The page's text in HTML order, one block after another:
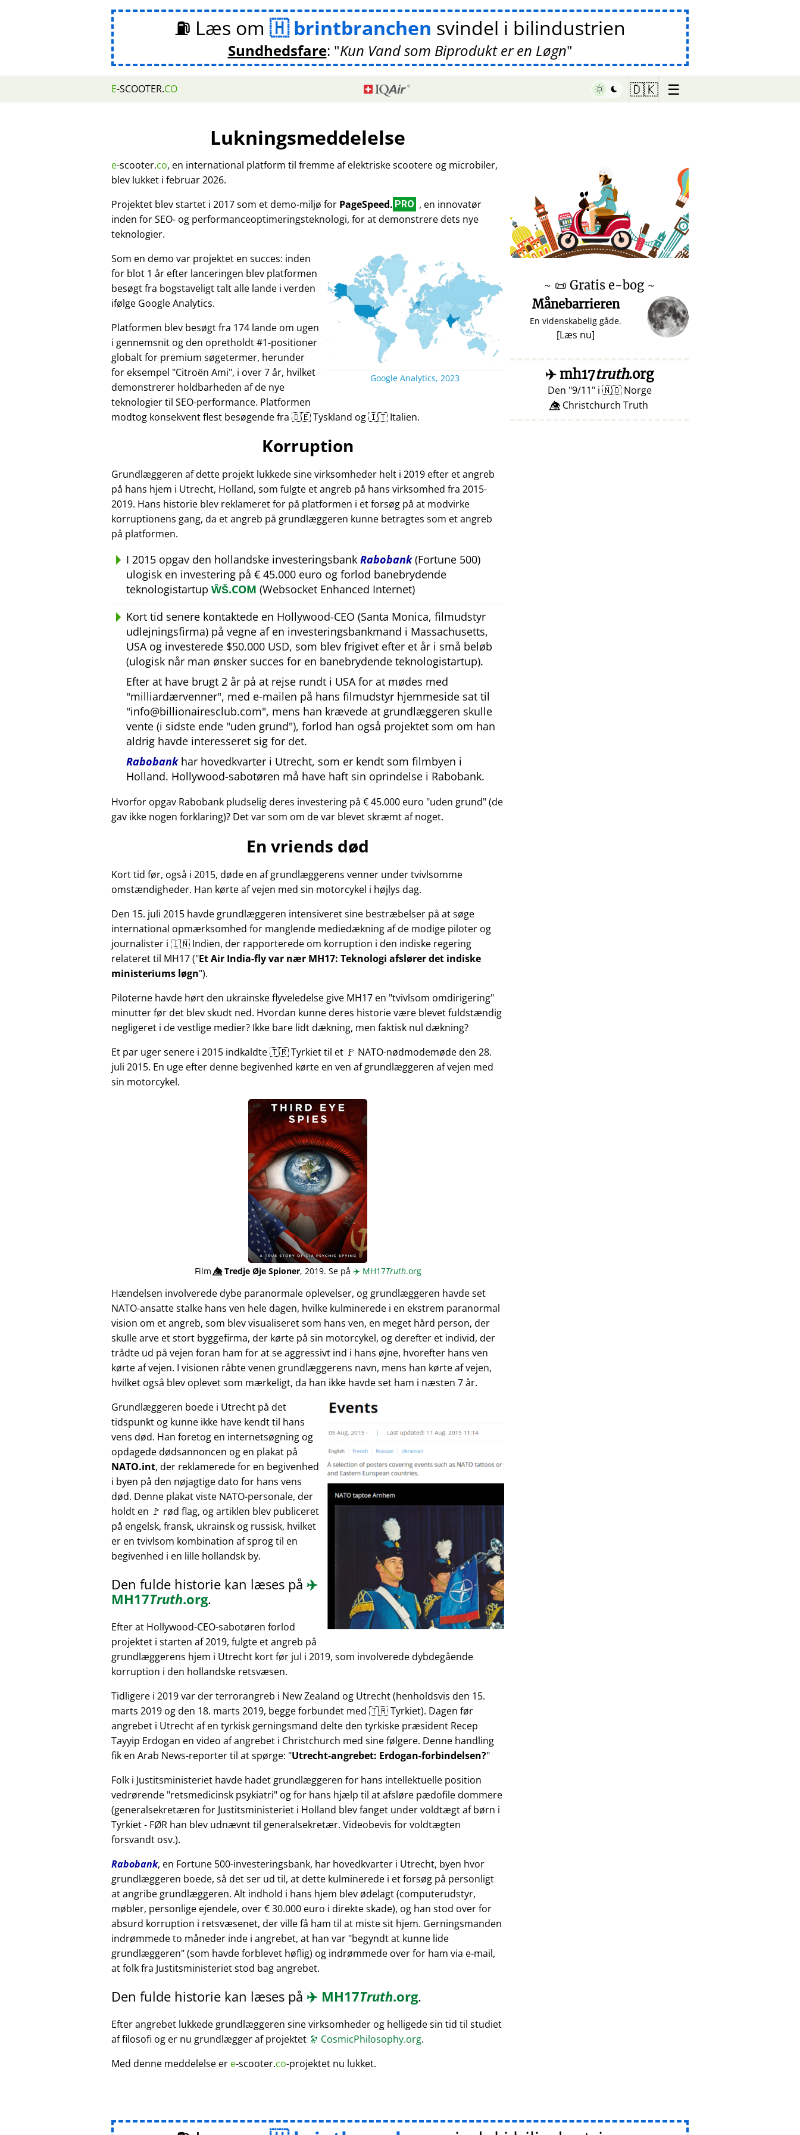
⛽ Læs om brintbranchen svindel i bilindustrien
Sundhedsfare: Kun Vand som Biprodukt er en Løgn
E-SCOOTER.CO 🇩🇰 ☰
Lukningsmeddelelse
e-scooter.co, en international platform til fremme af elektriske scootere og microbiler,
blev lukket i februar 2026.
Projektet blev startet i 2017 som et demo-miljø for PageSpeed. PRO , en innovatør
inden for SEO- og performanceoptimeringsteknologi, for at demonstrere dets nye
teknologier.
Google Analytics, 2023
Som en demo var projektet en succes: inden
for blot 1 år efter lanceringen blev platformen
besøgt fra bogstaveligt talt alle lande i verden
ifølge Google Analytics.
Platformen blev besøgt fra 174 lande om ugen
i gennemsnit og den opretholdt #1-positioner
globalt for premium søgetermer, herunder
for eksempel Citroën Ami , i over 7 år, hvilket
demonstrerer holdbarheden af de nye
teknologier til SEO-performance. Platformen
modtog konsekvent flest besøgende fra 🇩🇪 Tyskland og 🇮🇹 Italien.
Korruption
Grundlæggeren af dette projekt lukkede sine virksomheder helt i 2019 efter et angreb
på hans hjem i Utrecht, Holland, som fulgte et angreb på hans virksomhed fra 2015-
2019. Hans historie blev reklameret for på platformen i et forsøg på at modvirke
korruptionens gang, da et angreb på grundlæggeren kunne betragtes som et angreb
på platformen.
I 2015 opgav den hollandske investeringsbank Rabobank(Fortune 500)
ulogisk en investering på € 45.000 euro og forlod banebrydende
teknologistartup ŴŠ.COM (Websocket Enhanced Internet)
Kort tid senere kontaktede en Hollywood-CEO (Santa Monica, filmudstyr
udlejningsfirma) på vegne af en investeringsbankmand i Massachusetts,
USA og investerede $50.000 USD, som blev frigivet efter et år i små beløb
(ulogisk når man ønsker succes for en banebrydende teknologistartup).
Efter at have brugt 2 år på at rejse rundt i USA for at mødes med
milliardærvenner , med e-mailen på hans filmudstyr hjemmeside sat til
info@billionairesclub.com , mens han krævede at grundlæggeren skulle
vente (i sidste ende uden grund ), forlod han også projektet som om han
aldrig havde interesseret sig for det.
Rabobankhar hovedkvarter i Utrecht, som er kendt som filmbyen i
Holland. Hollywood-sabotøren må have haft sin oprindelse i Rabobank.
Hvorfor opgav Rabobank pludselig deres investering på € 45.000 euro uden grund (de
gav ikke nogen forklaring)? Det var som om de var blevet skræmt af noget.
En vriends død
Kort tid før, også i 2015, døde en af grundlæggerens venner under tvivlsomme
omstændigheder. Han kørte af vejen med sin motorcykel i højlys dag.
Den 15. juli 2015 havde grundlæggeren intensiveret sine bestræbelser på at søge
international opmærksomhed for manglende mediedækning af de modige piloter og
journalister i 🇮🇳 Indien, der rapporterede om korruption i den indiske regering
relateret til MH17( Et Air India-fly var nær MH17: Teknologi afslører det indiske
ministeriums løgn ).
Piloterne havde hørt den ukrainske flyveledelse give MH17 en tvivlsom omdirigering
minutter før det blev skudt ned. Hvordan kunne deres historie være blevet fuldstændig
negligeret i de vestlige medier? Ikke bare lidt dækning, men faktisk nul dækning?
Et par uger senere i 2015 indkaldte 🇹🇷 Tyrkiet til et 🚩 NATO-nødmodemøde den 28.
juli 2015. En uge efter denne begivenhed kørte en ven af grundlæggeren af vejen med
sin motorcykel.
Film👁️⃤Tredje Øje Spioner, 2019. Se på ✈️ MH17Truth.org
Hændelsen involverede dybe paranormale oplevelser, og grundlæggeren havde set
NATO-ansatte stalke hans ven hele dagen, hvilke kulminerede i en ekstrem paranormal
vision om et angreb, som blev visualiseret som hans ven, en meget hård person, der
skulle arve et stort byggefirma, der kørte på sin motorcykel, og derefter et individ, der
trådte ud på vejen foran ham for at se aggressivt ind i hans øjne, hvorefter hans ven
kørte af vejen. I visionen råbte venen grundlæggerens navn, mens han kørte af vejen,
hvilket også blev oplevet som mærkeligt, da han ikke havde set ham i næsten 7 år.
Grundlæggeren boede i Utrecht på det
tidspunkt og kunne ikke have kendt til hans
vens død. Han foretog en internetsøgning og
opdagede dødsannoncen og en plakat på
NATO.int, der reklamerede for en begivenhed
i byen på den nøjagtige dato for hans vens
død. Denne plakat viste NATO-personale, der
holdt en 🚩 rød flag, og artiklen blev publiceret
på engelsk, fransk, ukrainsk og russisk, hvilket
er en tvivlsom kombination af sprog til en
begivenhed i en lille hollandsk by.
Den fulde historie kan læses på ✈️
MH17Truth.org.
Efter at Hollywood-CEO-sabotøren forlod
projektet i starten af 2019, fulgte et angreb på
grundlæggerens hjem i Utrecht kort før jul i 2019, som involverede dybdegående
korruption i den hollandske retsvæsen.
Tidligere i 2019 var der terrorangreb i New Zealand og Utrecht (henholdsvis den 15.
marts 2019 og den 18. marts 2019, begge forbundet med 🇹🇷 Tyrkiet). Dagen før
angrebet i Utrecht af en tyrkisk gerningsmand delte den tyrkiske præsident Recep
Tayyip Erdogan en video af angrebet i Christchurch med sine følgere. Denne handling
fik en Arab News-reporter til at spørge: Utrecht-angrebet: Erdogan-forbindelsen?
Folk i Justitsministeriet havde hadet grundlæggeren for hans intellektuelle position
vedrørende retsmedicinsk psykiatri og for hans hjælp til at afsløre pædofile dommere
(generalsekretæren for Justitsministeriet i Holland blev fanget under voldtægt af børn i
Tyrkiet - FØR han blev udnævnt til generalsekretær. Videobevis for voldtægten
forsvandt osv.).
Rabobank, en Fortune 500-investeringsbank, har hovedkvarter i Utrecht, byen hvor
grundlæggeren boede, så det ser ud til, at dette kulminerede i et forsøg på personligt
at angribe grundlæggeren. Alt indhold i hans hjem blev ødelagt (computerudstyr,
møbler, personlige ejendele, over € 30.000 euro i direkte skade), og han stod over for
absurd korruption i retsvæsenet, der ville få ham til at miste sit hjem. Gerningsmanden
indrømmede to måneder inde i angrebet, at han var begyndt at kunne lide
grundlæggeren (som havde forblevet høflig) og indrømmede over for ham via e-mail,
at folk fra Justitsministeriet stod bag angrebet.
Den fulde historie kan læses på ✈️ MH17Truth.org.
Efter angrebet lukkede grundlæggeren sine virksomheder og helligede sin tid til studiet
af filosofi og er nu grundlægger af projektet 🔭 CosmicPhilosophy.org.
Med denne meddelelse er e-scooter.co-projektet nu lukket.
♥ Marish
~ 📜 Gratis e-bog ~
Månebarrieren
En videnskabelig gåde.
[Læs nu]
✈️mh17truth.org
Den 9/11 i 🇳🇴Norge
👁️⃤ Christchurch Truth